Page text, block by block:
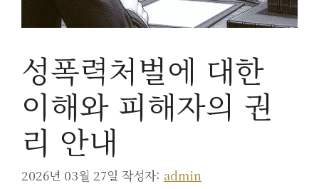
성폭력처벌에 대한
이해와 피해자의 권
리 안내
2026년 03월 27일 작성자: admin